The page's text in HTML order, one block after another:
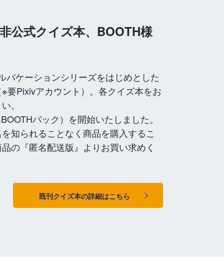
公式クイズ本、BOOTH様
バケーションシリーズをはじめとした
要Pixivアカウント）。各クイズ本をお
。
パック）を開始いたしました。
知られることなく商品を購入するこ
の『匿名配送版』よりお買い求めく
既刊クイズ本の詳細はこちら